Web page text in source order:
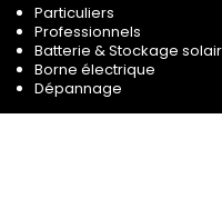
Particuliers
Professionnels
Batterie & Stockage
Borne électrique
Dépannage